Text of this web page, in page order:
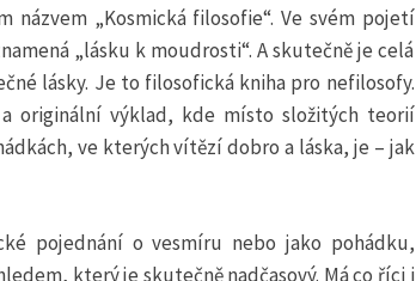
názvem „Kosmická filosofie“. Ve svém pojetí
„lásku k moudrosti“. A skutečně je celá
lásky. Je to filosofická kniha pro nefilosofy.
originální výklad, kde místo složitých teorií
ve kterých vítězí dobro a láska, je – jak
pojednání o vesmíru nebo jako pohádku,
který je skutečně nadčasový. Má co říci i